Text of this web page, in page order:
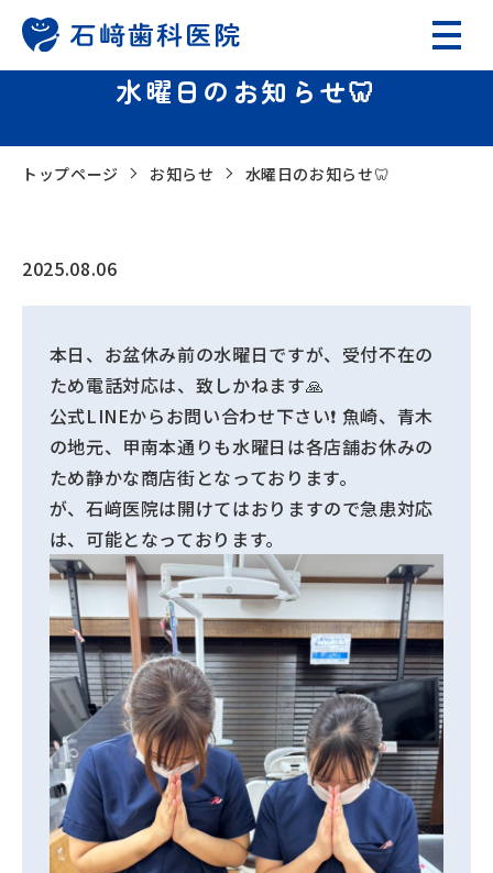
水曜日のお知らせ🦷
トップページ お知らせ 水曜日のお知らせ🦷
2025.08.06
本日、お盆休み前の水曜日ですが、受付不在の
ため電話対応は、致しかねます🙏
公式LINEからお問い合わせ下さい❗️ 魚崎、青木
の地元、甲南本通りも水曜日は各店舗お休みの
ため静かな商店街となっております。
が、石﨑医院は開けてはおりますので急患対応
は、可能となっております。